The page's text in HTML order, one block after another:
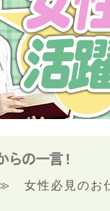
女性必見のお